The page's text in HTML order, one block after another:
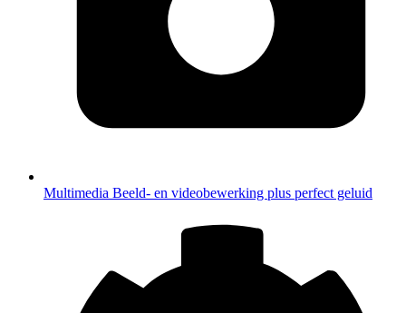
Multimedia Beeld- en videobewerking plus perfect geluid